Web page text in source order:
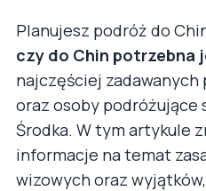
Planujesz podróż do
czy do Chin potrzebna
najczęściej
oraz osoby podróżujące
Środka. W tym artykule
informacje na temat
wizowych oraz